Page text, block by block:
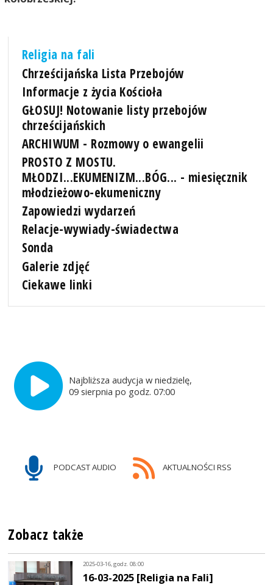
Religia na fali
Chrześcijańska Lista Przebojów
Informacje z życia Kościoła
GŁOSUJ! Notowanie listy przebojów
chrześcijańskich
ARCHIWUM - Rozmowy o ewangelii
PROSTO Z MOSTU.
MŁODZI...EKUMENIZM...BÓG... - miesięcznik
młodzieżowo-ekumeniczny
Zapowiedzi wydarzeń
Relacje-wywiady-świadectwa
Sonda
Galerie zdjęć
Ciekawe linki
Najbliższa audycja w niedzielę,
09 sierpnia po godz. 07:00
PODCAST AUDIO AKTUALNOŚCI RSS
Zobacz także
2025-03-16, godz. 08:00
16-03-2025 [Religia na Fali]